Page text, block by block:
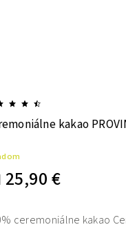
kakao
25,90 €
ceremoniálne kakao